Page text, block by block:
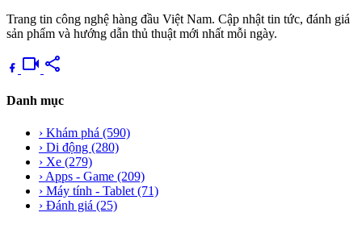
Trang tin công nghệ hàng đầu Việt Nam. Cập nhật tin tức, đánh giá
sản phẩm và hướng dẫn thủ thuật mới nhất mỗi ngày.
videocam share
Danh mục
› Khám phá (590)
› Di động (280)
› Xe (279)
› Apps - Game (209)
› Máy tính - Tablet (71)
› Đánh giá (25)